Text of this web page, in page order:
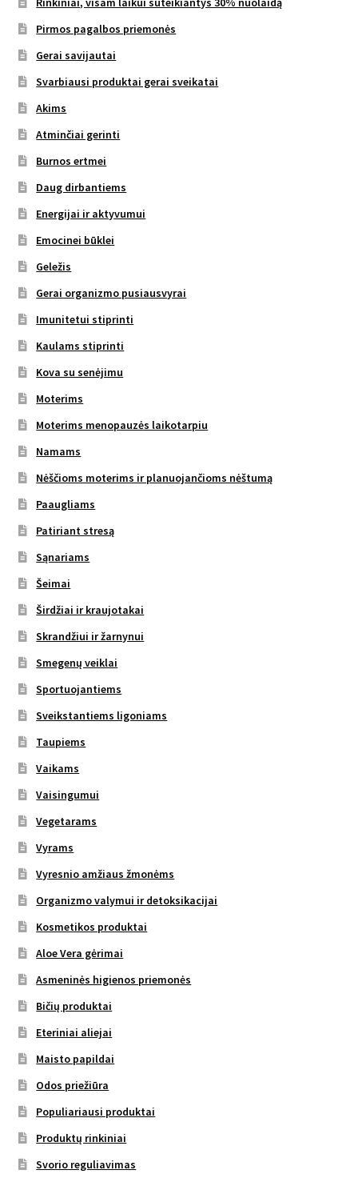
Pirmos pagalbos priemonės
Gerai savijautai
Svarbiausi produktai gerai sveikatai
Akims
Atminčiai gerinti
Burnos ertmei
Daug dirbantiems
Energijai ir aktyvumui
Emocinei būklei
Geležis
Gerai organizmo pusiausvyrai
Imunitetui stiprinti
Kaulams stiprinti
Kova su senėjimu
Moterims
Moterims menopauzės laikotarpiu
Namams
Nėščioms moterims ir planuojančioms nėštumą
Paaugliams
Patiriant stresą
Sąnariams
Šeimai
Širdžiai ir kraujotakai
Skrandžiui ir žarnynui
Smegenų veiklai
Sportuojantiems
Sveikstantiems ligoniams
Taupiems
Vaikams
Vaisingumui
Vegetarams
Vyrams
Vyresnio amžiaus žmonėms
Organizmo valymui ir detoksikacijai
Kosmetikos produktai
Aloe Vera gėrimai
Asmeninės higienos priemonės
Bičių produktai
Eteriniai aliejai
Maisto papildai
Odos priežiūra
Populiariausi produktai
Produktų rinkiniai
Svorio reguliavimas